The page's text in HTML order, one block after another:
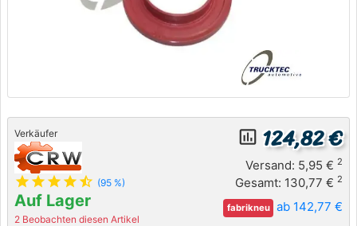
Verkäufer
star star star star star_half (95 %)
Auf Lager
2 Beobachten diesen Artikel
insert_chart_outlined 124,82 €
Versand: 5,95 € 2
Gesamt: 130,77 € 2
fabrikneu ab 142,77 €